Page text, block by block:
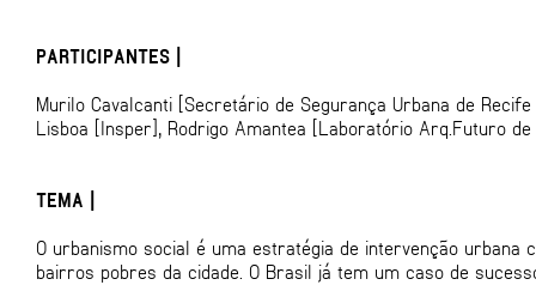
PARTICIPANTES |
Murilo Cavalcanti [Secretário de Segurança Urbana de
Lisboa [Insper], Rodrigo Amantea [Laboratório Arq.Futuro
TEMA |
O urbanismo social é uma estratégia de intervenção
bairros pobres da cidade. O Brasil já tem um caso de